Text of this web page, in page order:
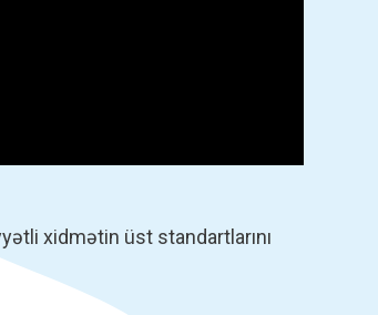
xidmətin üst standartlarını